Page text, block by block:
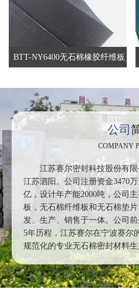
BTT-NY6400无石棉橡胶纤维板
公司
COMPANY
江苏赛尔密封科技股份有
江苏泗阳。公司注册资金3470
亿，设计年产能2000吨，公司
板，无石棉纤维板和无石棉垫
发、生产、销售于一体。公司
5年历程，江苏赛尔在宁波赛尔
规范化的专业无石棉密封材料生